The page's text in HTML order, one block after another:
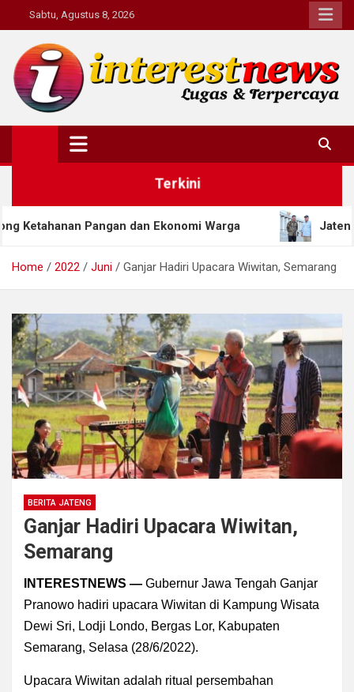
to
content
Sabtu, Agustus 8, 2026
Interestnews.or.id
Terkini
dan Ekonomi Warga Jateng Bidik Investasi
Home 2022 Juni Ganjar Hadiri Upacara Wiwitan, Semarang
BERITA JATENG
Ganjar Hadiri Upacara Wiwitan,
Semarang
INTERESTNEWS — Gubernur Jawa Tengah Ganjar
Pranowo hadiri upacara Wiwitan di Kampung Wisata
Dewi Sri, Lodji Londo, Bergas Lor, Kabupaten
Semarang, Selasa (28/6/2022).
Upacara Wiwitan adalah ritual persembahan